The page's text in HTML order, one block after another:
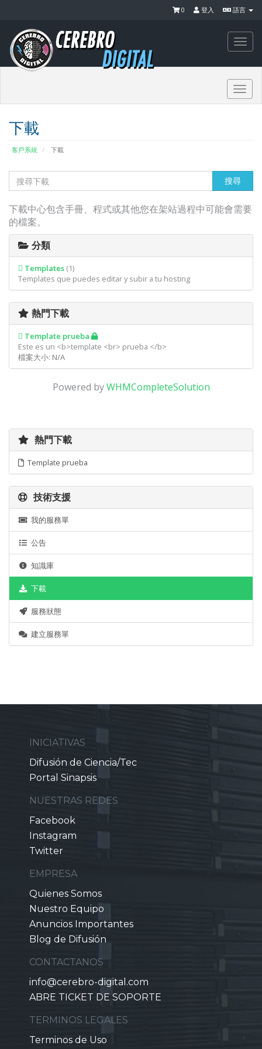
語言
登入
0
下載
客戶系統 下載
下載中心包含手冊、程式或其他您在架站過程中可能會需要
的檔案。
分類
Templates (1)
Templates que puedes editar y subir a tu hosting
熱門下載
Template prueba
Este es un <b>template <br> prueba </b>
檔案大小: N/A
Powered byWHMCompleteSolution
熱門下載
Template prueba
技術支援
我的服務單
公告
知識庫
下載
服務狀態
建立服務單
INICIATIVAS
Difusión de Ciencia/Tec
Portal Sinapsis
NUESTRAS REDES
Facebook
Instagram
Twitter
EMPRESA
Quienes Somos
Nuestro Equipo
Anuncios Importantes
Blog de Difusión
CONTACTANOS
info@cerebro-digital.com
ABRE TICKET DE SOPORTE
TERMINOS LEGALES
Terminos de Uso